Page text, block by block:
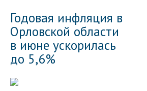
Годовая инфляция в
Орловской области
в июне ускорилась
до 5,6%